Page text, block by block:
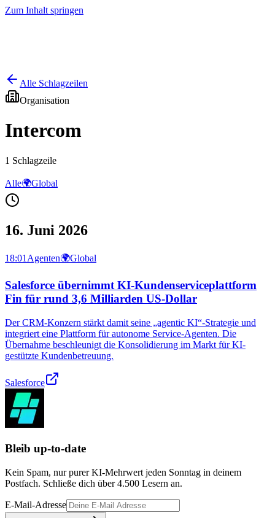
Zum Inhalt springen
Alle Schlagzeilen
Organisation
Intercom
1 Schlagzeile
Alle🌍Global
16. Juni 2026
18:01 Agenten🌍Global
Salesforce übernimmt KI-Kundenserviceplattform
Fin für rund 3,6 Milliarden US-Dollar
Der CRM-Konzern stärkt damit seine „agentic KI“-Strategie und
integriert eine Plattform für autonome Service‑Agenten. Die
Übernahme beschleunigt die Konsolidierung im Markt für KI-
gestützte Kundenbetreuung.
Salesforce
Bleib up-to-date
Kein Spam, nur purer KI-Mehrwert jeden Sonntag in deinem
Postfach. Schließe dich über4.500 Lesern an.
E-Mail-Adresse